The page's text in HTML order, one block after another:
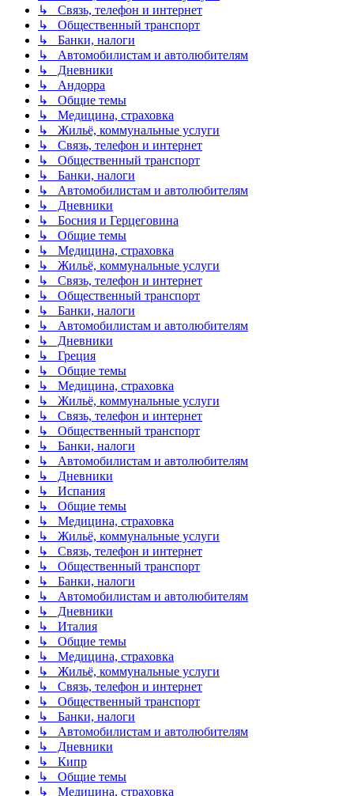
↳ Связь, телефон и интернет
↳ Общественный транспорт
↳ Банки, налоги
↳ Автомобилистам и автолюбителям
↳ Дневники
↳ Андорра
↳ Общие темы
↳ Медицина, страховка
↳ Жильё, коммунальные услуги
↳ Связь, телефон и интернет
↳ Общественный транспорт
↳ Банки, налоги
↳ Автомобилистам и автолюбителям
↳ Дневники
↳ Босния и Герцеговина
↳ Общие темы
↳ Медицина, страховка
↳ Жильё, коммунальные услуги
↳ Связь, телефон и интернет
↳ Общественный транспорт
↳ Банки, налоги
↳ Автомобилистам и автолюбителям
↳ Дневники
↳ Греция
↳ Общие темы
↳ Медицина, страховка
↳ Жильё, коммунальные услуги
↳ Связь, телефон и интернет
↳ Общественный транспорт
↳ Банки, налоги
↳ Автомобилистам и автолюбителям
↳ Дневники
↳ Испания
↳ Общие темы
↳ Медицина, страховка
↳ Жильё, коммунальные услуги
↳ Связь, телефон и интернет
↳ Общественный транспорт
↳ Банки, налоги
↳ Автомобилистам и автолюбителям
↳ Дневники
↳ Италия
↳ Общие темы
↳ Медицина, страховка
↳ Жильё, коммунальные услуги
↳ Связь, телефон и интернет
↳ Общественный транспорт
↳ Банки, налоги
↳ Автомобилистам и автолюбителям
↳ Дневники
↳ Кипр
↳ Общие темы
↳ Медицина, страховка